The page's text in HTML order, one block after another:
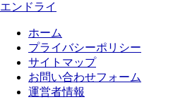
エンドライ
ホーム
プライバシーポリシー
サイトマップ
お問い合わせフォーム
運営者情報